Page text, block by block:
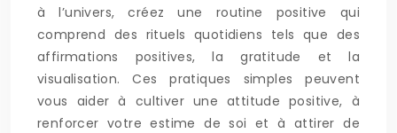
à l’univers, créez une routine positive qui
comprend des rituels quotidiens tels que des
affirmations positives, la gratitude et la
visualisation. Ces pratiques simples peuvent
vous aider à cultiver une attitude positive, à
renforcer votre estime de soi et à attirer de